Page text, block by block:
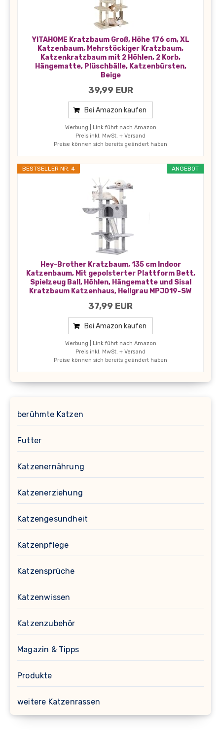
YITAHOME Kratzbaum Groß, Höhe 176 cm, XL
Katzenbaum, Mehrstöckiger Kratzbaum,
Katzenkratzbaum mit 2 Höhlen, 2 Korb,
Hängematte, Plüschbälle, Katzenbürsten,
Beige
39,99 EUR
Bei Amazon kaufen
Werbung | Link führt nach Amazon
Preis inkl. MwSt. + Versand
Preise können sich bereits geändert haben
ANGEBOT
BESTSELLER NR. 4
Hey-Brother Kratzbaum, 135 cm Indoor
Katzenbaum, Mit gepolsterter Plattform Bett,
Spielzeug Ball, Höhlen, Hängematte und Sisal
Kratzbaum Katzenhaus, Hellgrau MPJ019-SW
37,99 EUR
Bei Amazon kaufen
Werbung | Link führt nach Amazon
Preis inkl. MwSt. + Versand
Preise können sich bereits geändert haben
berühmte Katzen
Futter
Katzenernährung
Katzenerziehung
Katzengesundheit
Katzenpflege
Katzensprüche
Katzenwissen
Katzenzubehör
Magazin & Tipps
Produkte
weitere Katzenrassen